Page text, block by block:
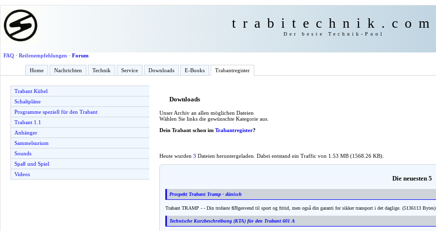
trabitechnik.com
Der beste Technik-Pool
FAQ· Reifenempfehlungen · Forum
Home Nachrichten Technik Service Downloads E-Books Trabantregister
Trabant Kübel
Schaltpläne
Programme speziell für den Trabant
Trabant 1.1
Anhänger
Sammelsurium
Sounds
Spaß und Spiel
Videos
Downloads
Unser Archiv an allen möglichen Dateien
Wählen Sie links die gewünschte Kategorie aus.
Dein Trabant schon im Trabantregister?
Heute wurden 3 Dateien heruntergeladen. Dabei entstand ein Traffic von 1.53 MB (1568.26 KB).
Die neuesten 5
Prospekt Trabant Tramp - dänisch
Trabant TRAMP - - Din trofaste fØlgesvend til sport og fritid, men også din garanti for sikker transport i det daglige. (5136113 Bytes)
Technische Kurzbeschreibung (KTA) für den Trabant 601 A